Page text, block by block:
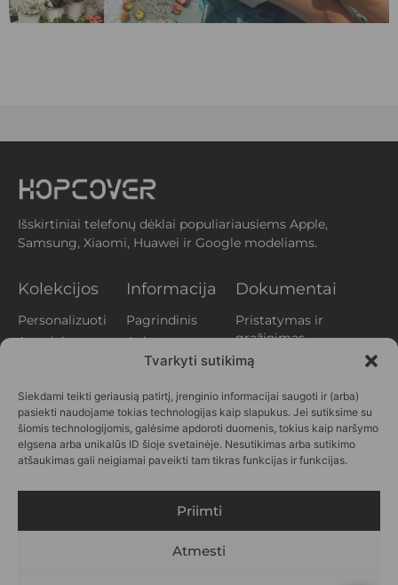
Tvarkyti sutikimą
Siekdami teikti geriausią patirtį, įrenginio informacijai saugoti ir (arba)
pasiekti naudojame tokias technologijas kaip slapukus. Jei sutiksime su
šiomis technologijomis, galėsime apdoroti duomenis, tokius kaip naršymo
elgsena arba unikalūs ID šioje svetainėje. Nesutikimas arba sutikimo
atšaukimas gali neigiamai paveikti tam tikras funkcijas ir funkcijas.
Priimti
Atmesti
Išskirtiniai telefonų dėklai populiariausiems Apple,
Samsung, Xiaomi, Huawei ir Google modeliams.
Kolekcijos
Personalizuoti
Augalai
Printai
Vasara
Personažai
Informacija
Pagrindinis
Apie mus
Klientų
Kontaktai
DUK
Verslui
Dokumentai
Pristatymas ir
grąžinimas
Privatumo
Slapukų politika
(EU)
SEKITE